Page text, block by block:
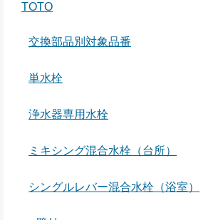
TOTO
交換部品別対象品番
単水栓
浄水器専用水栓
ミキシング混合水栓（台所）
シングルレバー混合水栓（浴室）